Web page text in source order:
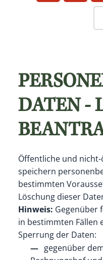
DATEN -
Öffentliche und
speichern
bestimmten
Löschung dieser
Hinweis: Gegenüber
in bestimmten Fällen
Sperrung der Daten:
gegenüber